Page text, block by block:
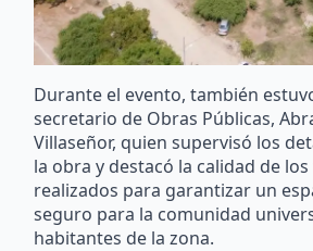
Durante el evento, también
secretario de Obras Públicas,
Villaseñor, quien supervisó los
la obra y destacó la calidad de
realizados para garantizar un
seguro para la comunidad
habitantes de la zona.